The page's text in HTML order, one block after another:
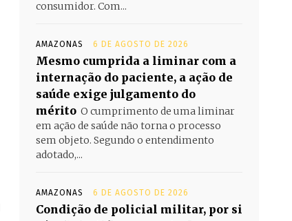
consumidor. Com...
AMAZONAS 6 DE AGOSTO DE 2026
Mesmo cumprida a liminar com a
internação do paciente, a ação de
saúde exige julgamento do
mérito O cumprimento de uma liminar
em ação de saúde não torna o processo
sem objeto. Segundo o entendimento
adotado,...
AMAZONAS 6 DE AGOSTO DE 2026
Condição de policial militar, por si